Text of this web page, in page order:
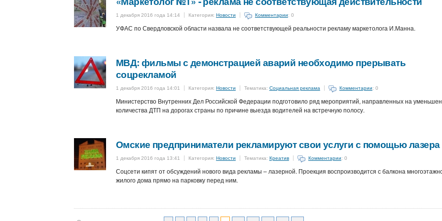
1 декабря 2016 года 14:14 Категория: Новости Комментарии: 0
УФАС по Свердловской области назвала не соответствующей реальности рекламу маркетолога И.Манна.
МВД: фильмы с демонстрацией аварий необходимо прерывать
соцрекламой
1 декабря 2016 года 14:01 Категория: Новости Тематика: Социальная реклама Комментарии: 0
Министерство Внутренних Дел Российской Федерации подготовило ряд мероприятий, направленных на
количества ДТП на дорогах страны по причине выезда водителей на встречную полосу.
Омские предприниматели рекламируют свои услуги с помощью лазера
1 декабря 2016 года 13:41 Категория: Новости Тематика: Креатив Комментарии: 0
Соцсети кипят от обсуждений нового вида рекламы – лазерной. Проекция воспроизводится с балкона
жилого дома прямо на парковку перед ним.